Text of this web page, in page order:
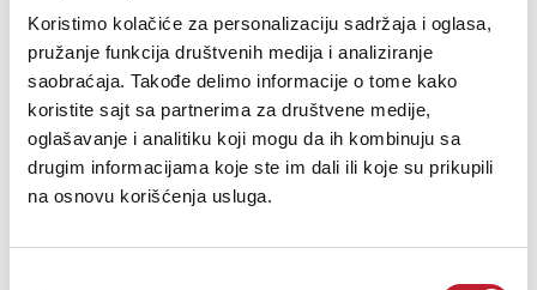
Koristimo kolačiće za personalizaciju sadržaja i oglasa,
pružanje funkcija društvenih medija i analiziranje
saobraćaja. Takođe delimo informacije o tome kako
koristite sajt sa partnerima za društvene medije,
oglašavanje i analitiku koji mogu da ih kombinuju sa
drugim informacijama koje ste im dali ili koje su prikupili
na osnovu korišćenja usluga.
Overall diameter:315 mm (12,4 in)
N. of mounting holes:8
Mounting holes diameter:7,15 mm (0,28 in)